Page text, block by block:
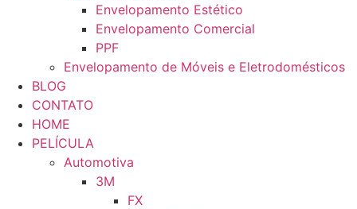
Envelopamento Estético
Envelopamento Comercial
PPF
Envelopamento de Móveis e Eletrodomésticos
BLOG
CONTATO
HOME
PELÍCULA
Automotiva
3M
FX